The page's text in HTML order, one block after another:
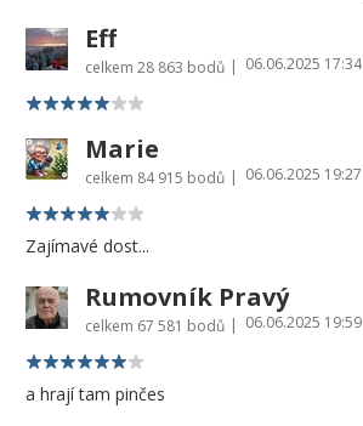
Eff
celkem 28 863 bodů | 06.06.2025 17:34
Marie
celkem 84 915 bodů | 06.06.2025 19:27
Zajímavé dost...
Rumovník Pravý
celkem 67 581 bodů | 06.06.2025 19:59
a hrají tam pinčes